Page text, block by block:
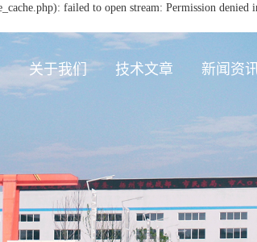
failed to open stream: Permission
关于我们 技术文章 新闻资